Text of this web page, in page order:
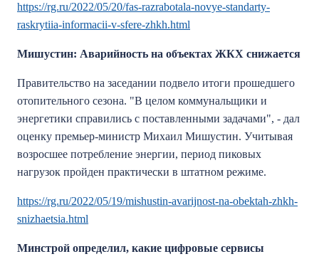
https://rg.ru/2022/05/20/fas-razrabotala-novye-standarty-
raskrytiia-informacii-v-sfere-zhkh.html
Мишустин: Аварийность на объектах ЖКХ снижается
Правительство на заседании подвело итоги прошедшего
отопительного сезона. "В целом коммунальщики и
энергетики справились с поставленными задачами", - дал
оценку премьер-министр Михаил Мишустин. Учитывая
возросшее потребление энергии, период пиковых
нагрузок пройден практически в штатном режиме.
https://rg.ru/2022/05/19/mishustin-avarijnost-na-obektah-zhkh-
snizhaetsia.html
Минстрой определил, какие цифровые сервисы